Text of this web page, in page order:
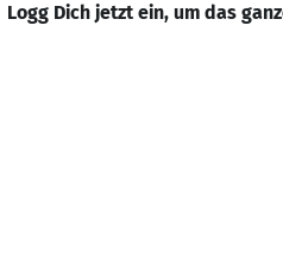
Logg Dich jetzt ein, um das